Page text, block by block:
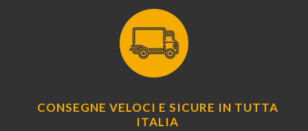
CONSEGNE VELOCI E SICURE IN TUTTA
ITALIA